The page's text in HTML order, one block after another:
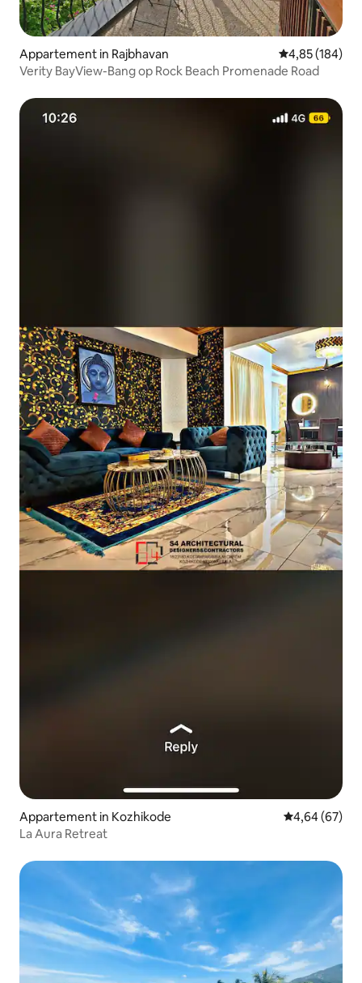
Appartement in Rajbhavan Gemiddelde
4,85 (184)
Verity BayView-Bang op Rock Beach Promenade Road
Appartement in Kozhikode Gemiddelde
4,64 (67)
La Aura Retreat